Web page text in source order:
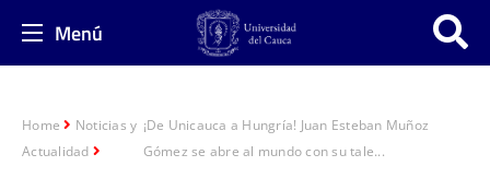
Menú
Home
Noticias y
Actualidad
¡De Unicauca a Hungría! Juan Esteban Muñoz
Gómez se abre al mundo con su tale...